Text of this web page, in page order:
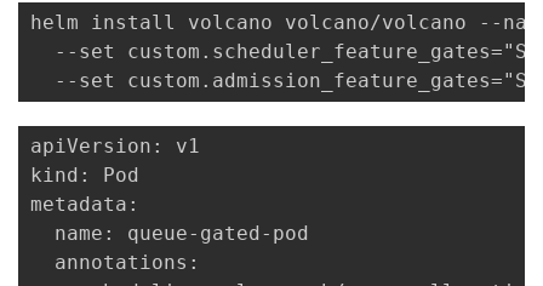
helm install volcano volcano/volcano --
--set
apiVersion: v1
kind: Pod
metadata:
name: queue-gated-pod
annotations: